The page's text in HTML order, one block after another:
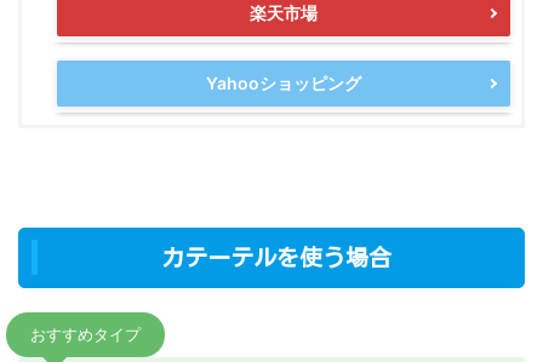
楽天市場
Yahooショッピング
カテーテルを使う場合
おすすめタイプ